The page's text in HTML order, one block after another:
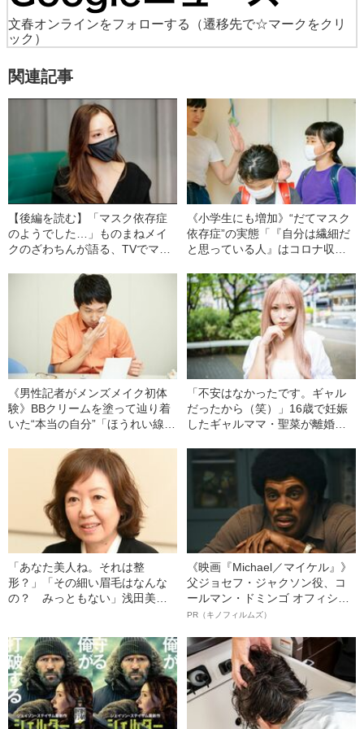
文春オンラインをフォローする
（遷移先で☆マークをクリ
ック）
関連記事
【後編を読む】「マスク依存症
のようでした…」ものまねメイ
クのざわちんが語る、TVでマス
芸能人の一言
《小学生にも増加》“だてマスク
依存症”の実態「『自分は繊細だ
と思っている人』はコロナ収束
《男性記者がメンズメイク初体
験》BBクリームを塗って辿り着
いた“本当の自分”「ほうれい線や
「不安はなかったです。ギャル
だったから（笑）」16歳で妊娠
したギャルママ・聖菜が離婚
「あなた美人ね。それは整
形？」「その細い眉毛はなんな
の？ みっともない」浅田美代
《映画『Michael／マイケル』》
父ジョセフ・ジャクソン役、コ
ールマン・ドミンゴ オフィシャ
ルインタビュー“観客を魅了した
語る”《日本興収70億円突破》
PR（キノフィルムズ）